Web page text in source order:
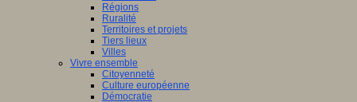
Régions
Ruralité
Territoires et projets
Tiers lieux
Villes
Vivre ensemble
Citoyenneté
Culture européenne
Démocratie